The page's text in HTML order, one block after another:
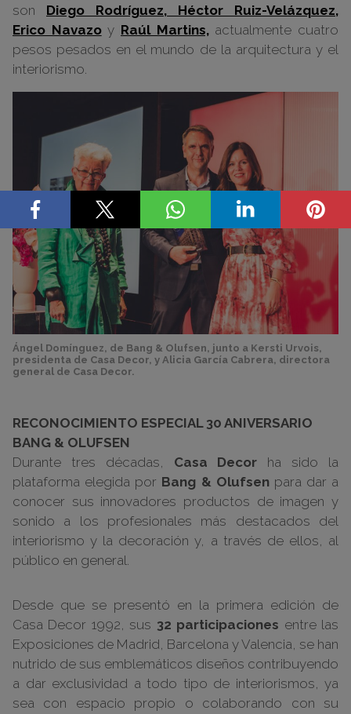
son Diego Rodríguez, Héctor Ruiz-Velázquez,
Erico Navazoy Raúl Martins,actualmente cuatro
pesos pesados en el mundo de la arquitectura y el
interiorismo.
Ángel Domínguez, de Bang & Olufsen, junto a Kersti Urvois,
presidenta de Casa Decor, y Alicia García Cabrera, directora
general de Casa Decor.
RECONOCIMIENTO ESPECIAL 30 ANIVERSARIO
BANG & OLUFSEN
Durante tres décadas, Casa Decor ha sido la
plataforma elegida por Bang & Olufsenpara dar a
conocer sus innovadores productos de imagen y
sonido a los profesionales más destacados del
interiorismo y la decoración y, a través de ellos, al
público en general.
Desde que se presentó en la primera edición de
Casa Decor 1992, sus 32 participaciones entre las
Exposiciones de Madrid, Barcelona y Valencia, se han
nutrido de sus emblemáticos diseños contribuyendo
a dar exclusividad a todo tipo de interiorismos, ya
sea con espacio propio o colaborando con su